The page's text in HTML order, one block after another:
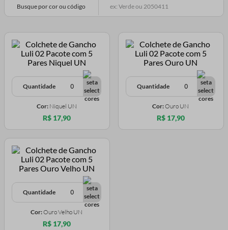
Busque por cor ou código
Quantidade
Cor: Niquel UN
R$ 17,90
Quantidade
Cor:Ouro UN
R$ 17,90
Quantidade
Cor:Ouro Velho UN
R$ 17,90